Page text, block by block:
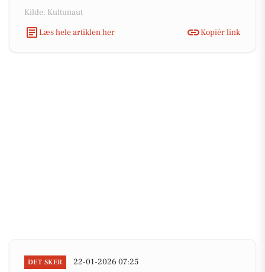
Kilde: Kultunaut
Læs hele artiklen her
Kopiér link
DET SKER 22-01-2026 07:25